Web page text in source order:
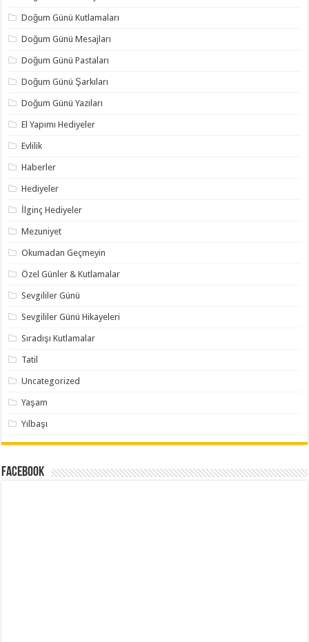
Doğum Günü Kutlamaları
Doğum Günü Mesajları
Doğum Günü Pastaları
Doğum Günü Şarkıları
Doğum Günü Yazıları
El Yapımı Hediyeler
Evlilik
Haberler
Hediyeler
İlginç Hediyeler
Mezuniyet
Okumadan Geçmeyin
Özel Günler & Kutlamalar
Sevgililer Günü
Sevgililer Günü Hikayeleri
Sıradışı Kutlamalar
Tatil
Uncategorized
Yaşam
Yılbaşı
Facebook